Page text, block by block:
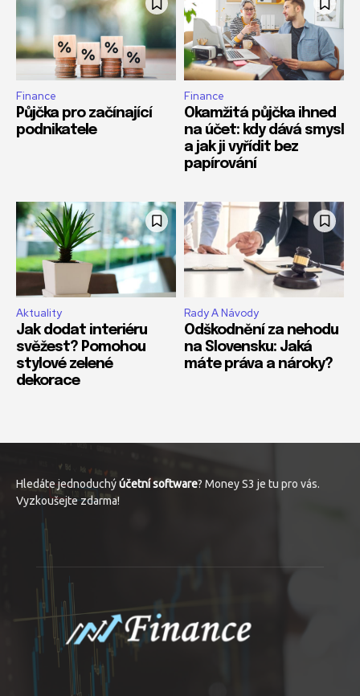
Finance
Půjčka pro začínající
podnikatele
Finance
Okamžitá půjčka ihned
na účet: kdy dává smysl
a jak ji vyřídit bez
papírování
Aktuality
Jak dodat interiéru
svěžest? Pomohou
stylové zelené
dekorace
Rady A Návody
Odškodnění za nehodu
na Slovensku: Jaká
máte práva a nároky?
Hledáte jednoduchýúčetní software? Money S3 je tu pro vás.
Vyzkoušejte zdarma!